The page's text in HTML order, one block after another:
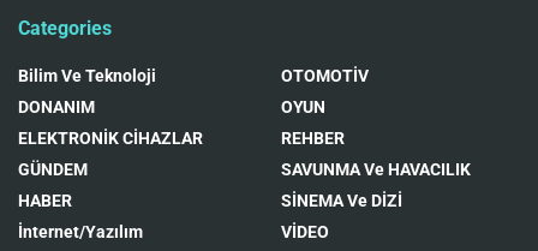
Categories
Bilim Ve Teknoloji
DONANIM
ELEKTRONİK CİHAZLAR
GÜNDEM
HABER
İnternet/Yazılım
OTOMOTİV
OYUN
REHBER
SAVUNMA Ve HAVACILIK
SİNEMA Ve DİZİ
VİDEO